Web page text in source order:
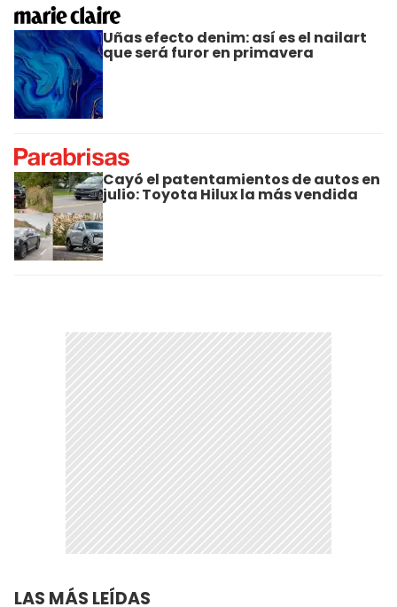
Uñas efecto denim: así es el nailart
que será furor en primavera
Cayó el patentamientos de autos en
julio: Toyota Hilux la más vendida
LAS MÁS LEÍDAS